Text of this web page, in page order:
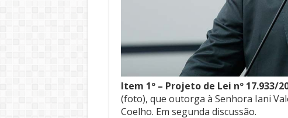
Item 1º – Projeto de Lei nº 17.933/
(foto), que outorga à Senhora Iani
Coelho. Em segunda discussão.